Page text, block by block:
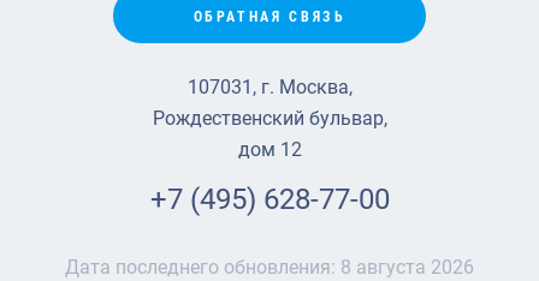
ОБРАТНАЯ СВЯЗЬ
107031, г. Москва,
Рождественский бульвар,
дом 12
+7 (495) 628-77-00
Дата последнего обновления: 8 августа 2026